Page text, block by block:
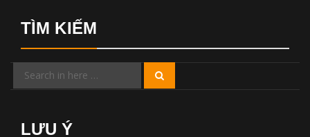
TÌM KIẾM
Search
LƯU Ý